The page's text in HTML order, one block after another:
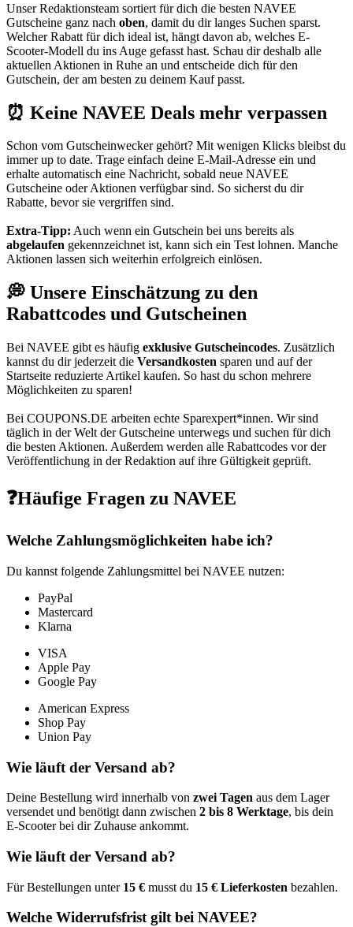
Unser Redaktionsteam sortiert für dich die besten NAVEE
Gutscheine ganz nach oben, damit du dir langes Suchen sparst.
Welcher Rabatt für dich ideal ist, hängt davon ab, welches E-
Scooter-Modell du ins Auge gefasst hast. Schau dir deshalb alle
aktuellen Aktionen in Ruhe an und entscheide dich für den
Gutschein, der am besten zu deinem Kauf passt.
⏰ Keine NAVEE Deals mehr verpassen
Schon vom Gutscheinweckergehört? Mit wenigen Klicks bleibst du
immer up to date. Trage einfach deine E-Mail-Adresse ein und
erhalte automatisch eine Nachricht, sobald neue NAVEE
Gutscheine oder Aktionen verfügbar sind. So sicherst du dir
Rabatte, bevor sie vergriffen sind.
Extra-Tipp: Auch wenn ein Gutschein bei uns bereits als
abgelaufen gekennzeichnet ist, kann sich ein Test lohnen. Manche
Aktionen lassen sich weiterhin erfolgreich einlösen.
💭 Unsere Einschätzung zu den
Rabattcodes und Gutscheinen
Bei NAVEE gibt es häufig exklusive Gutscheincodes. Zusätzlich
kannst du dir jederzeit die Versandkosten sparen und auf der
Startseite reduzierte Artikel kaufen. So hast du schon mehrere
Möglichkeiten zu sparen!
Bei COUPONS.DE arbeiten echte Sparexpert*innen. Wir sind
täglich in der Welt der Gutscheine unterwegs und suchen für dich
die besten Aktionen. Außerdem werden alle Rabattcodes vor der
Veröffentlichung in der Redaktion auf ihre Gültigkeit geprüft.
❓Häufige Fragen zu NAVEE
Welche Zahlungsmöglichkeiten habe ich?
Du kannst folgende Zahlungsmittel bei NAVEE nutzen:
PayPal
Mastercard
Klarna
VISA
Apple Pay
Google Pay
American Express
Shop Pay
Union Pay
Wie läuft der Versand ab?
Deine Bestellung wird innerhalb von zwei Tagen aus dem Lager
versendet und benötigt dann zwischen 2 bis 8 Werktage, bis dein
E-Scooter bei dir Zuhause ankommt.
Wie läuft der Versand ab?
Für Bestellungen unter 15 € musst du 15 € Lieferkosten bezahlen.
Welche Widerrufsfrist gilt bei NAVEE?